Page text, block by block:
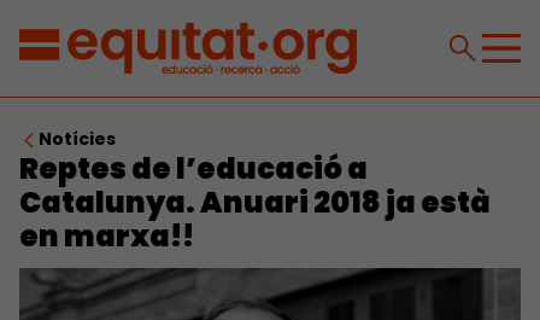
Notícies
Reptes de l’educació a
Catalunya. Anuari 2018 ja està
en marxa!!